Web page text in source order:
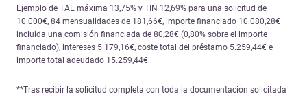
Ejemplo de TAE máxima 13,75% y TIN 12,69% para una solicitud de
10.000€, 84 mensualidades de 181,66€, importe financiado 10.080,28€
incluida una comisión financiada de 80,28€ (0,80% sobre el importe
financiado), intereses 5.179,16€, coste total del préstamo 5.259,44€ e
importe total adeudado 15.259,44€.
**Tras recibir la solicitud completa con toda la documentación solicitada